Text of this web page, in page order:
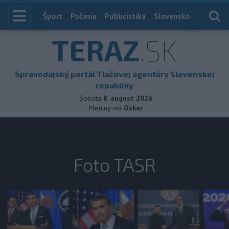
Index
Šport Počasie Publicistika Slovensko
TERAZ.SK
Spravodajský portál Tlačovej agentúry Slovenskej
republiky
Sobota 8. august 2026
Meniny má Oskar
Foto TASR